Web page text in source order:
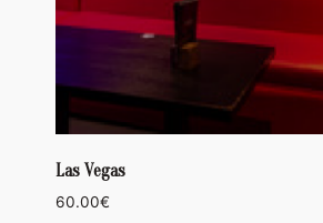
Las Vegas
60.00€